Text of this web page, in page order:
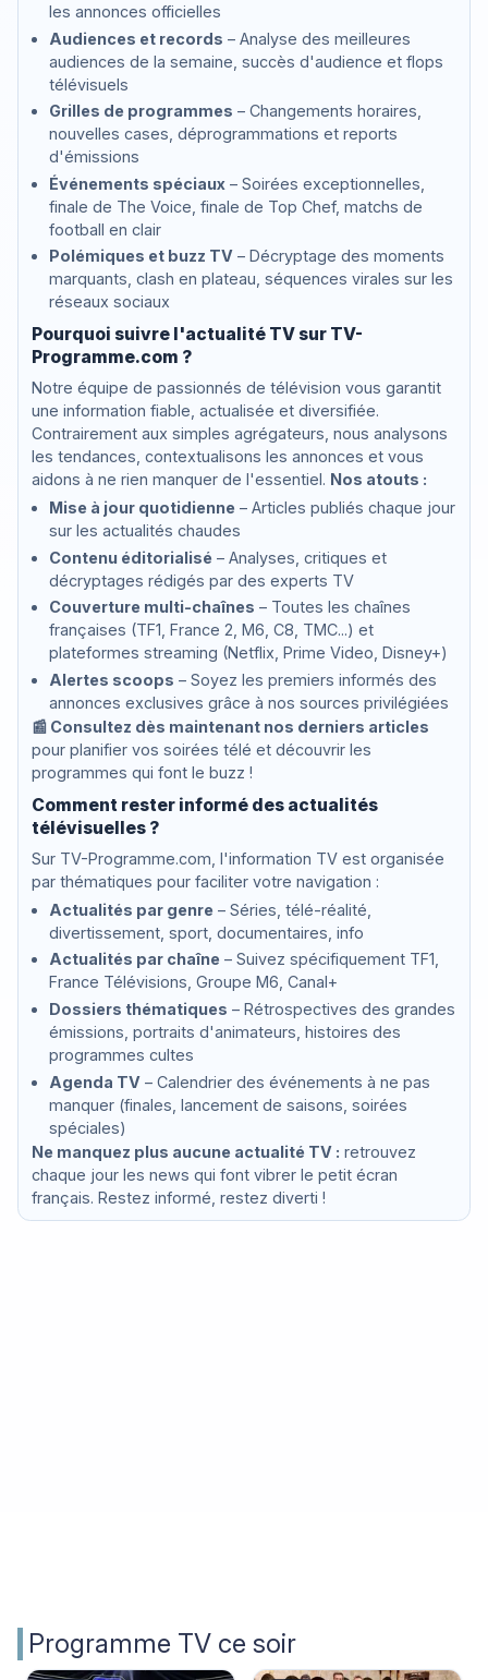
les annonces officielles
Audiences et records – Analyse des meilleures
audiences de la semaine, succès d'audience et flops
télévisuels
Grilles de programmes – Changements horaires,
nouvelles cases, déprogrammations et reports
d'émissions
Événements spéciaux – Soirées exceptionnelles,
finale de The Voice, finale de Top Chef, matchs de
football en clair
Polémiques et buzz TV – Décryptage des moments
marquants, clash en plateau, séquences virales sur les
réseaux sociaux
Pourquoi suivre l'actualité TV sur TV-
Programme.com ?
Notre équipe de passionnés de télévision vous garantit
une information fiable, actualisée et diversifiée.
Contrairement aux simples agrégateurs, nous analysons
les tendances, contextualisons les annonces et vous
aidons à ne rien manquer de l'essentiel. Nos atouts :
Mise à jour quotidienne – Articles publiés chaque jour
sur les actualités chaudes
Contenu éditorialisé – Analyses, critiques et
décryptages rédigés par des experts TV
Couverture multi-chaînes – Toutes les chaînes
françaises (TF1, France 2, M6, C8, TMC...) et
plateformes streaming (Netflix, Prime Video, Disney+)
Alertes scoops – Soyez les premiers informés des
annonces exclusives grâce à nos sources privilégiées
📰 Consultez dès maintenant nos derniers articles
pour planifier vos soirées télé et découvrir les
programmes qui font le buzz !
Comment rester informé des actualités
télévisuelles ?
Sur TV-Programme.com, l'information TV est organisée
par thématiques pour faciliter votre navigation :
Actualités par genre – Séries, télé-réalité,
divertissement, sport, documentaires, info
Actualités par chaîne – Suivez spécifiquement TF1,
France Télévisions, Groupe M6, Canal+
Dossiers thématiques – Rétrospectives des grandes
émissions, portraits d'animateurs, histoires des
programmes cultes
Agenda TV – Calendrier des événements à ne pas
manquer (finales, lancement de saisons, soirées
spéciales)
Ne manquez plus aucune actualité TV : retrouvez
chaque jour les news qui font vibrer le petit écran
français. Restez informé, restez diverti !
Programme TV ce soir